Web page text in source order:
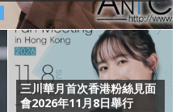
三川華月首次香港粉絲見面
會2026年11月8日舉行